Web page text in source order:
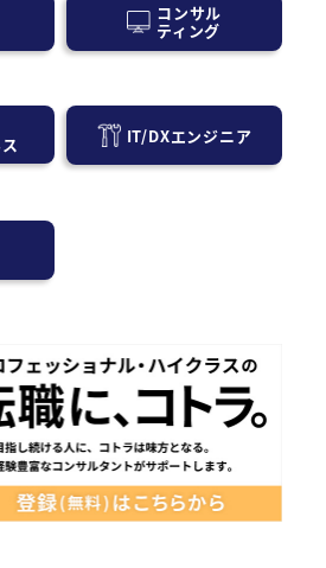
コンサル
ティング
IT/DXエンジニア